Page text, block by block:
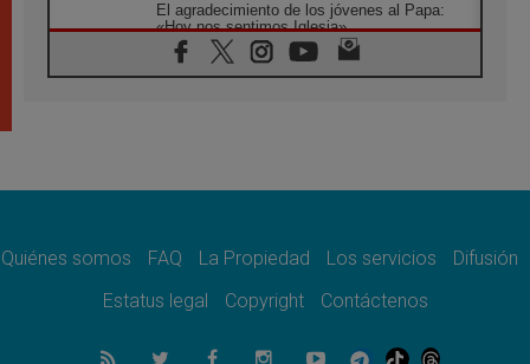
El agradecimiento de los jóvenes al Papa:
«Hoy nos sentimos Iglesia»
06.08.2026
Líbano: Reanudan los coloquios en Roma en
paz
Sturla: La visita de León XIV será una buena
06.08.2026
Quiénes somos FAQ La Propiedad Los servicios
Difusión
Estatus legal
Copyright Contáctenos